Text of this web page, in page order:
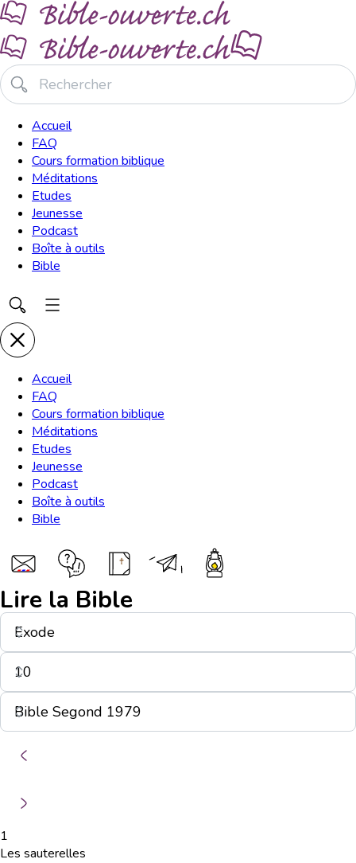
Accueil
FAQ
Cours formation biblique
Méditations
Etudes
Jeunesse
Podcast
Boîte à outils
Bible
Accueil
FAQ
Cours formation biblique
Méditations
Etudes
Jeunesse
Podcast
Boîte à outils
Bible
Lire la Bible
1
Les sauterelles